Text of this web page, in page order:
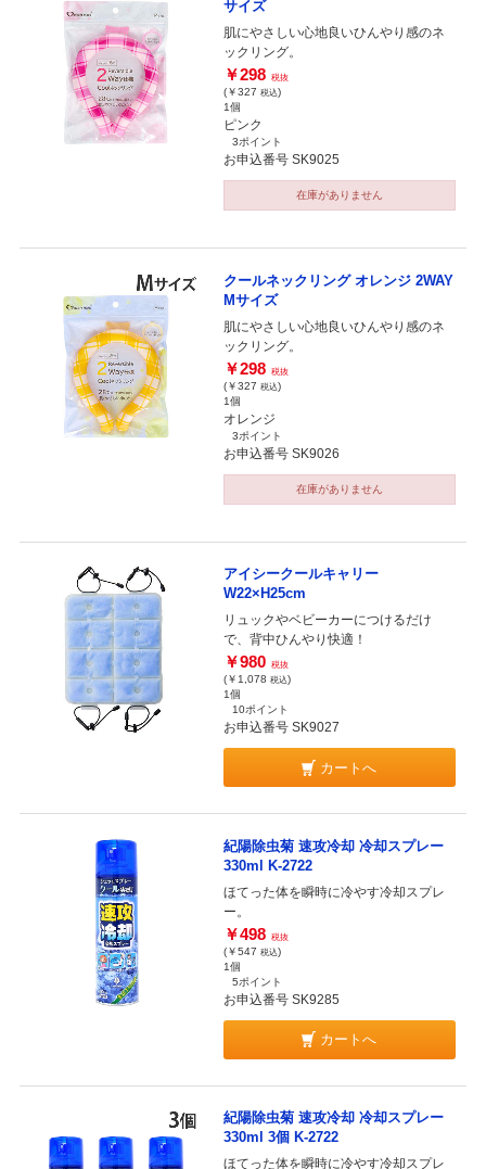
サイズ
肌にやさしい心地良いひんやり感のネ
ックリング。
￥298 税抜
(￥327 税込)
1個
ピンク
3ポイント
お申込番号 SK9025
在庫がありません
クールネックリング オレンジ 2WAY
Mサイズ
肌にやさしい心地良いひんやり感のネ
ックリング。
￥298 税抜
(￥327 税込)
1個
オレンジ
3ポイント
お申込番号 SK9026
在庫がありません
アイシークールキャリー
W22×H25cm
リュックやベビーカーにつけるだけ
で、背中ひんやり快適！
￥980 税抜
(￥1,078 税込)
1個
10ポイント
お申込番号 SK9027
カートへ
紀陽除虫菊 速攻冷却 冷却スプレー
330ml K-2722
ほてった体を瞬時に冷やす冷却スプレ
ー。
￥498 税抜
(￥547 税込)
1個
5ポイント
お申込番号 SK9285
カートへ
紀陽除虫菊 速攻冷却 冷却スプレー
330ml 3個 K-2722
ほてった体を瞬時に冷やす冷却スプレ